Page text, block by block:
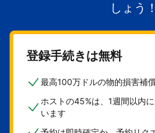
しょう！
登録手続きは無料
最高100万ドルの物的損害補
ホストの45%は、1週間以内
います